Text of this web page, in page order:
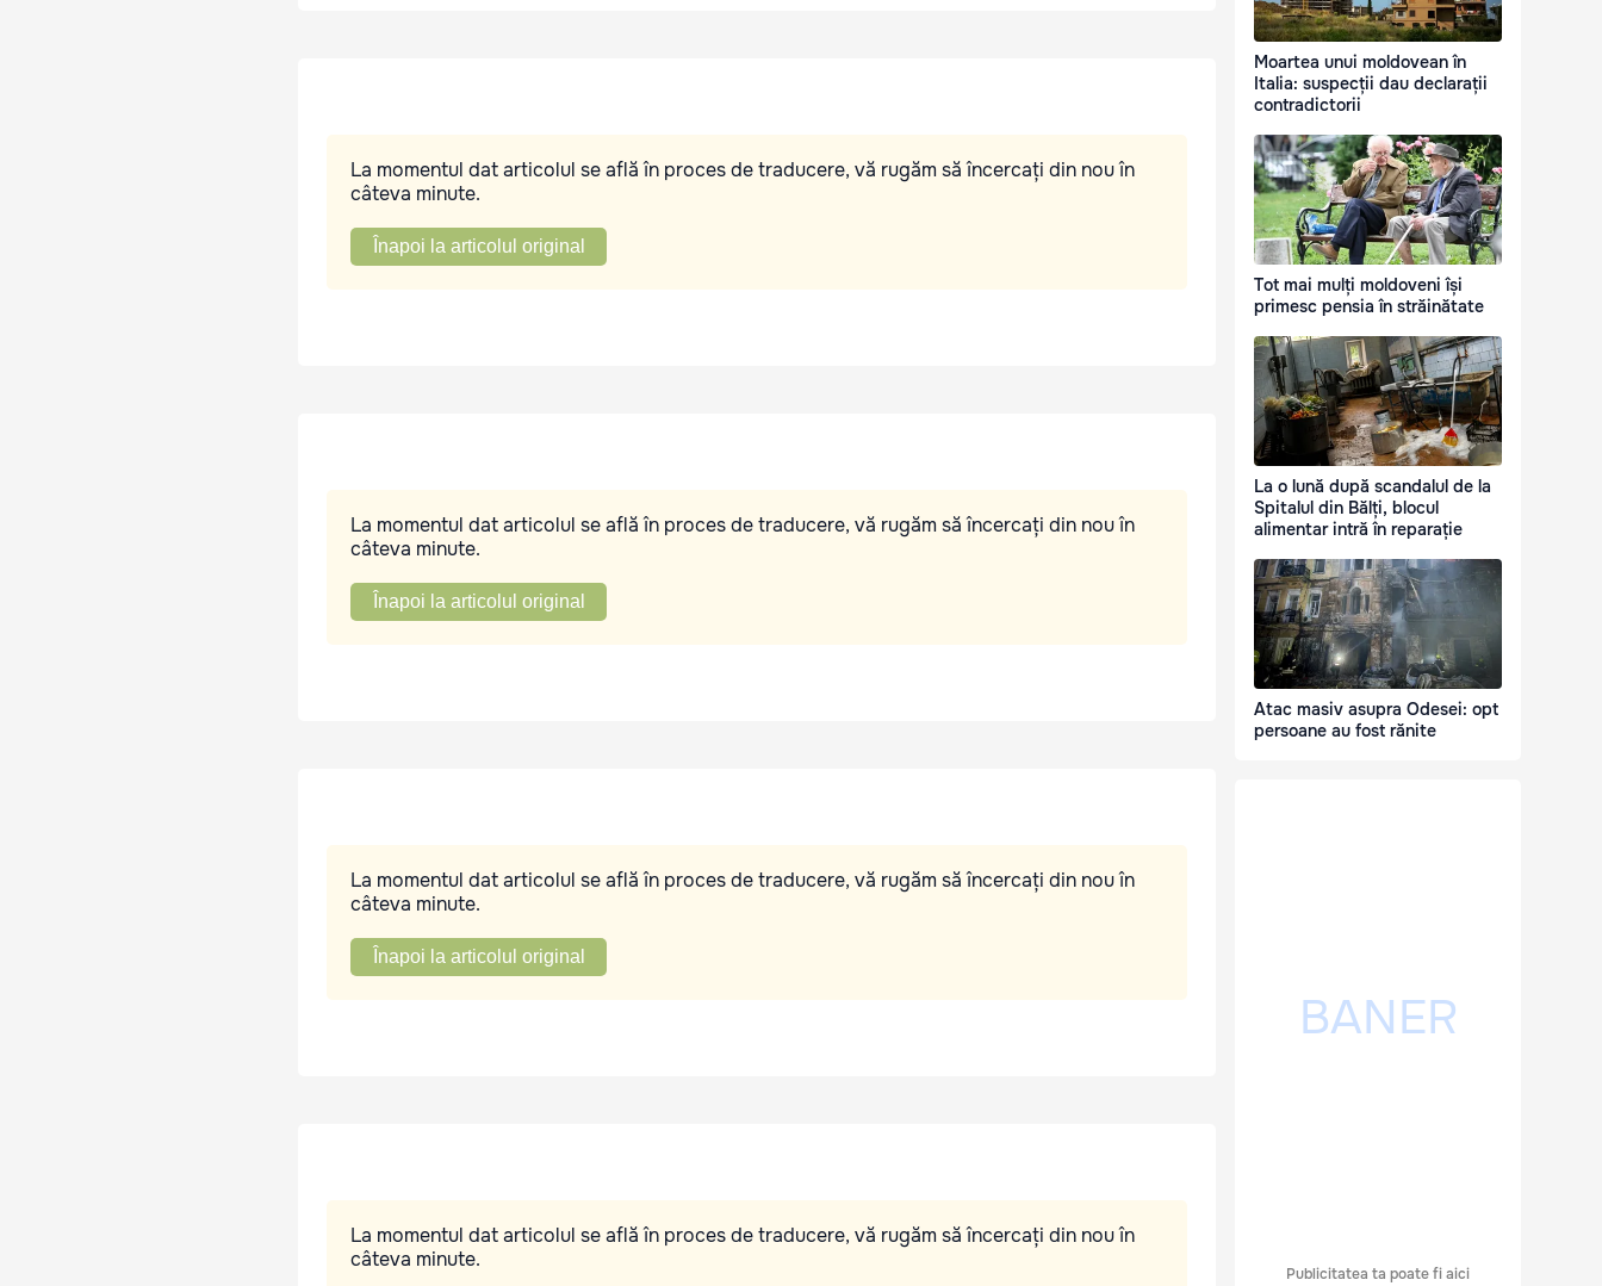
La momentul dat articolul se află în proces de traducere, vă rugăm să încercați din nou în
câteva minute.
Înapoi la articolul original
La momentul dat articolul se află în proces de traducere, vă rugăm să încercați din nou în
câteva minute.
Înapoi la articolul original
La momentul dat articolul se află în proces de traducere, vă rugăm să încercați din nou în
câteva minute.
Înapoi la articolul original
La momentul dat articolul se află în proces de traducere, vă rugăm să încercați din nou în
câteva minute.
Moartea unui moldovean în
Italia: suspecții dau declarații
contradictorii
Tot mai mulți moldoveni își
primesc pensia în străinătate
La o lună după scandalul de la
Spitalul din Bălți, blocul
alimentar intră în reparație
Atac masiv asupra Odesei: opt
persoane au fost rănite
Publicitatea ta poate fi aici